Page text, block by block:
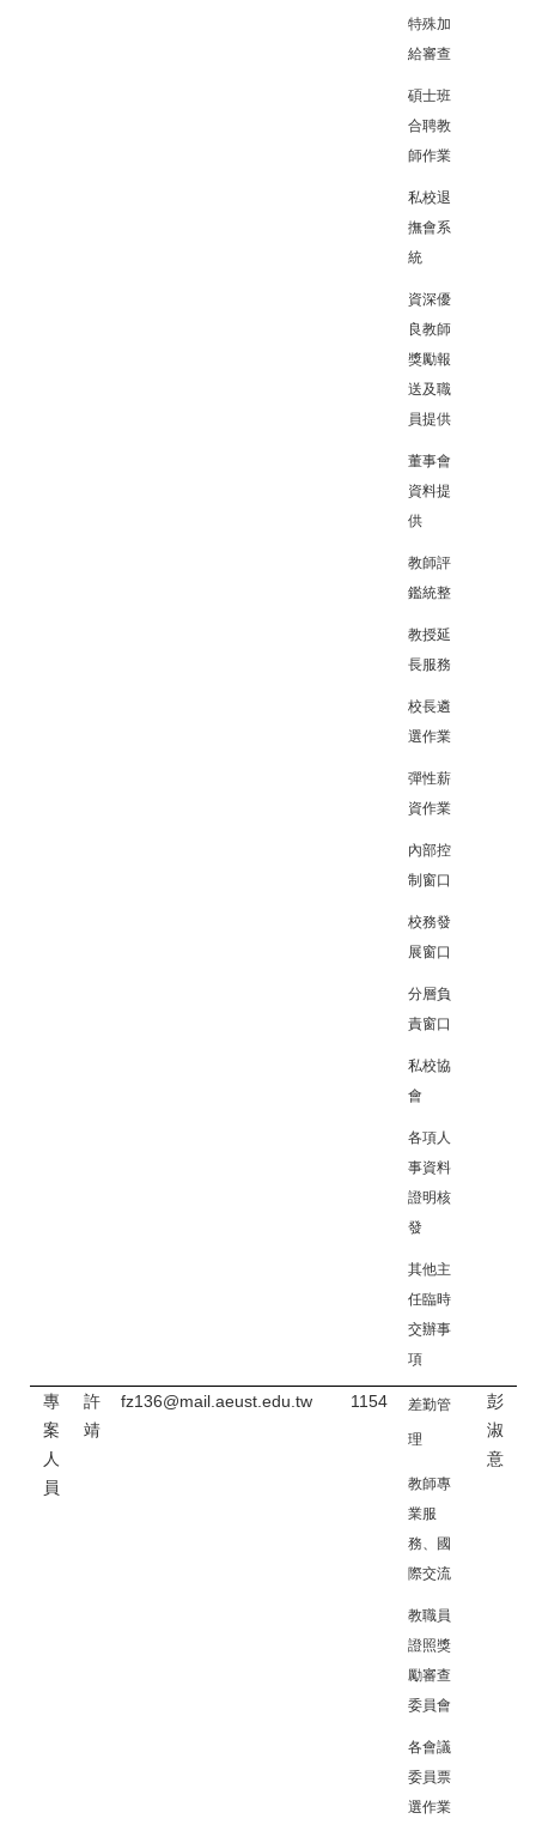
特殊加
給審查
碩士班
合聘教
師作業
私校退
撫會系
統
資深優
良教師
獎勵報
送及職
員提供
董事會
資料提
供
教師評
鑑統整
教授延
長服務
校長遴
選作業
彈性薪
資作業
內部控
制窗口
校務發
展窗口
分層負
責窗口
私校協
會
各項人
事資料
證明核
發
其他主
任臨時
交辦事
項
專
案
人
員
許
靖
fz136@mail.aeust.edu.tw 1154 差勤管
理
教師專
業服
務、國
際交流
教職員
證照獎
勵審查
委員會
各會議
委員票
選作業
彭
淑
意